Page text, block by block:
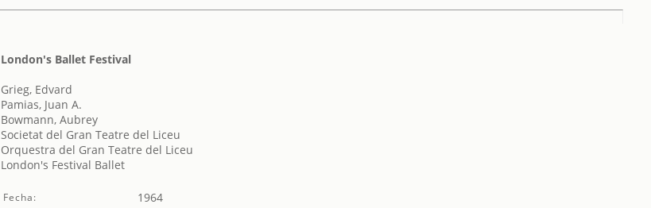
London's Ballet Festival
Grieg, Edvard
Pamias, Juan A.
Bowmann, Aubrey
Societat del Gran Teatre del Liceu
Orquestra del Gran Teatre del Liceu
London's Festival Ballet
Fecha: 1964